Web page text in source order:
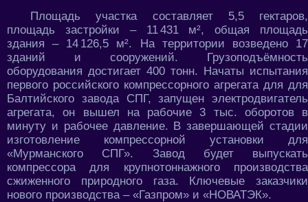
Площадь участка составляет 5,5 гектаров,
площадь застройки – 11 431 м², общая площадь
здания – 14 126,5 м². На территории возведено 17
зданий и сооружений. Грузоподъёмность
оборудования достигает 400 тонн. Начаты испытания
первого российского компрессорного агрегата для для
Балтийского завода СПГ, запущен электродвигатель
агрегата, он вышел на рабочие 3 тыс. оборотов в
минуту и рабочее давление. В завершающей стадии
изготовление компрессорной установки для
«Мурманского СПГ». Завод будет выпускать
компрессора для крупнотоннажного производства
сжиженного природного газа. Ключевые заказчики
нового производства – «Газпром» и «НОВАТЭК».